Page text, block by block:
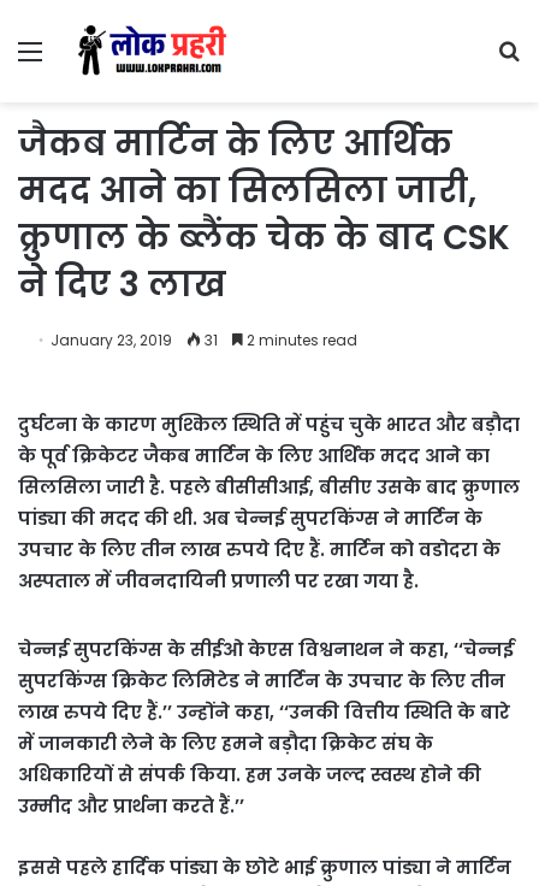
Menu
जैकब मार्टिन के लिए आर्थिक
मदद आने का सिलसिला जारी,
क्रुणाल के ब्लैंक चेक के बाद CSK
ने दिए 3 लाख
January 23, 2019 31 2 minutes read
दुर्घटना के कारण मुश्किल स्थिति में पहुंच चुके भारत और बड़ौदा
के पूर्व क्रिकेटर जैकब मार्टिन के लिए आर्थिक मदद आने का
सिलसिला जारी है. पहले बीसीसीआई, बीसीए उसके बाद क्रुणाल
पांड्या की मदद की थी. अब चेन्नई सुपरकिंग्स ने मार्टिन के
उपचार के लिए तीन लाख रुपये दिए हैं. मार्टिन को वडोदरा के
अस्पताल में जीवनदायिनी प्रणाली पर रखा गया है.
चेन्नई सुपरकिंग्स के सीईओ केएस विश्वनाथन ने कहा, ‘‘चेन्नई
सुपरकिंग्स क्रिकेट लिमिटेड ने मार्टिन के उपचार के लिए तीन
लाख रुपये दिए हैं.’’ उन्होंने कहा, ‘‘उनकी वित्तीय स्थिति के बारे
में जानकारी लेने के लिए हमने बड़ौदा क्रिकेट संघ के
अधिकारियों से संपर्क किया. हम उनके जल्द स्वस्थ होने की
उम्मीद और प्रार्थना करते हैं.’’
इससे पहले हार्दिक पांड्या के छोटे भाई क्रुणाल पांड्या ने मार्टिन